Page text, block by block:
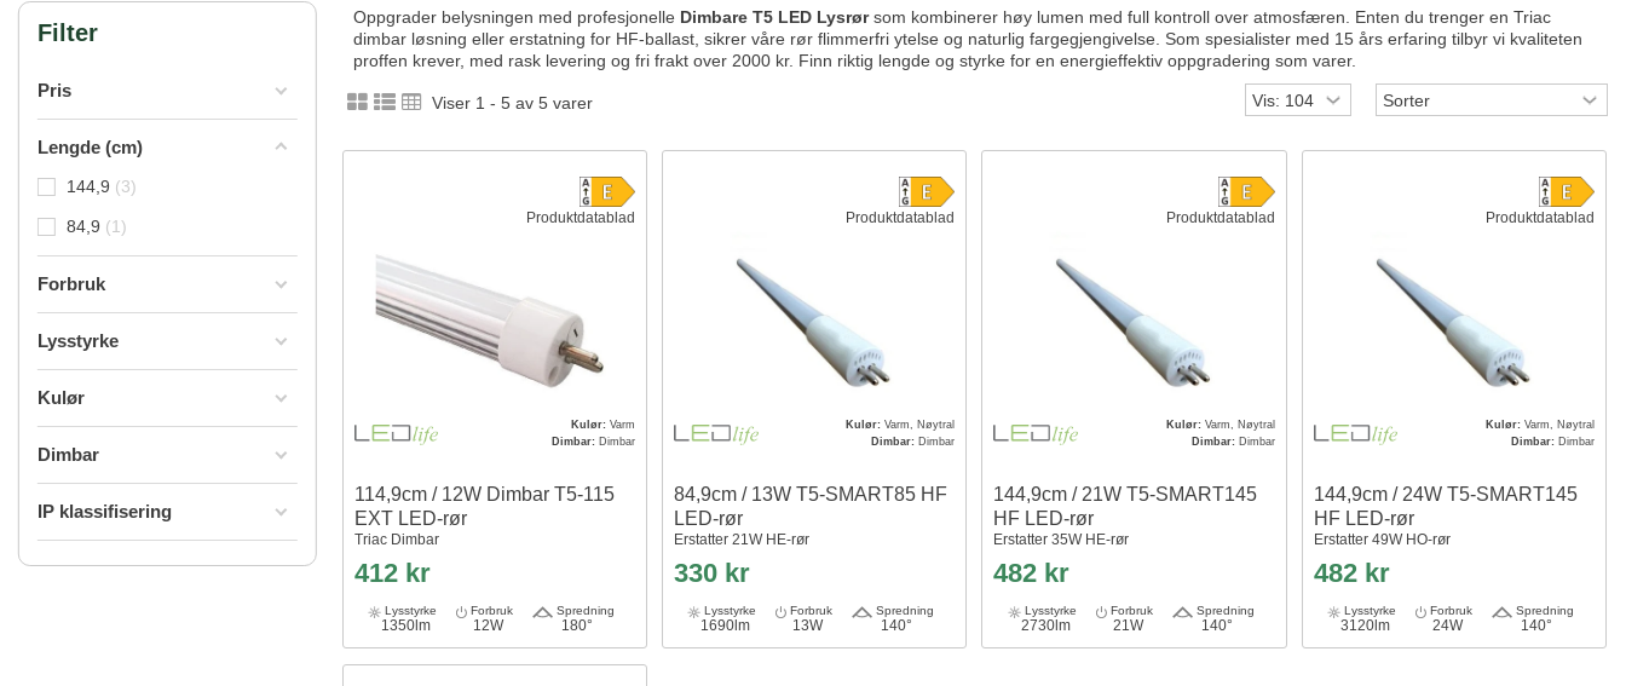
Oppgrader belysningen med profesjonelle Dimbare T5 LED Lysrørsom kombinerer høy lumen med full kontroll over atmosfæren. Enten du trenger en Triac
dimbar løsning eller erstatning for HF-ballast, sikrer våre rør flimmerfri ytelse og naturlig fargegjengivelse. Som spesialister med 15 års erfaring tilbyr vi kvaliteten
proffen krever, med rask levering og fri frakt over 2000 kr. Finn riktig lengde og styrke for en energieffektiv oppgradering som varer.
Viser 1 - 5 av 5 varer
Produktdatablad
Kulør:Varm
Dimbar:Dimbar
114,9cm / 12W Dimbar T5-115
EXT LED-rør
Triac Dimbar
412 kr
Lysstyrke
1350lm
Forbruk
12W
Spredning
180°
Produktdatablad
Kulør:Varm, Nøytral
Dimbar:Dimbar
84,9cm / 13W T5-SMART85 HF
LED-rør
Erstatter 21W HE-rør
330 kr
Lysstyrke
1690lm
Forbruk
13W
Spredning
140°
Produktdatablad
Kulør: Varm, Nøytral
Dimbar: Dimbar
144,9cm / 21W T5-SMART145
HF LED-rør
Erstatter 35W HE-rør
482 kr
Lysstyrke
2730lm
Forbruk
21W
Spredning
140°
Produktdatablad
Kulør: Varm, Nøytral
Dimbar: Dimbar
144,9cm / 24W T5-SMART145
HF LED-rør
Erstatter 49W HO-rør
482 kr
Lysstyrke
3120lm
Forbruk
24W
Spredning
140°
Filter
Pris
Lengde (cm)
144,9 3
84,9 1
Forbruk
Lysstyrke
Kulør
Dimbar
IP klassifisering